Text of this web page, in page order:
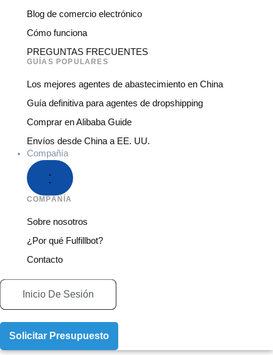
Blog de comercio electrónico
Cómo funciona
PREGUNTAS FRECUENTES
GUÍAS POPULARES
Los mejores agentes de abastecimiento en China
Guía definitiva para agentes de dropshipping
Comprar en Alibaba Guide
Envíos desde China a EE. UU.
Compañía
COMPAÑÍA
Sobre nosotros
¿Por qué Fulfillbot?
Contacto
Inicio De Sesión
Solicitar Presupuesto